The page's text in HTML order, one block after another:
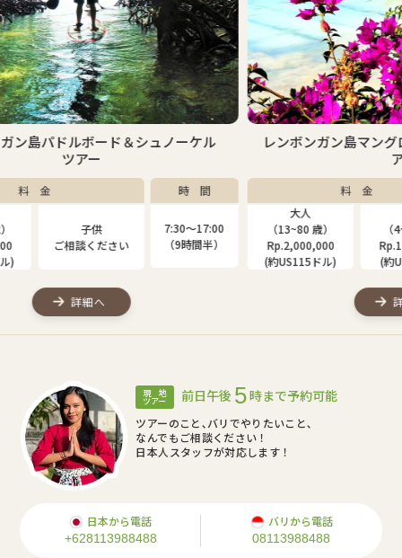
）
レンボンガン島マングローブ＆シュノーケルツ
（13~80 歳）
Rp.2,000,000
（4~12 歳）
Rp.1,310,000
7:30〜17:00
（9時間半）
(約
現 地
ツアー 前日午後 5時まで予約可能
ツアーのこと､バリでやりたいこと､
なんでもご相談ください！
日本人スタッフが対応します！
日本から電話
+628113988488
バリから電話
08113988488